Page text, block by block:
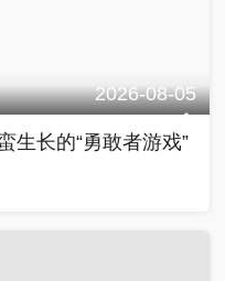
2026-08-05
生长的“勇敢者游戏”